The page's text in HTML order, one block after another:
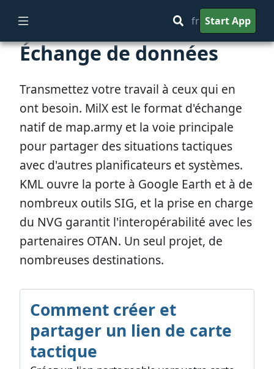
fr Start App
Échange de données
Transmettez votre travail à ceux qui en
ont besoin. MilX est le format d'échange
natif de map.army et la voie principale
pour partager des situations tactiques
avec d'autres planificateurs et systèmes.
KML ouvre la porte à Google Earth et à de
nombreux outils SIG, et la prise en charge
du NVG garantit l'interopérabilité avec les
partenaires OTAN. Un seul projet, de
nombreuses destinations.
Comment créer et
partager un lien de carte
tactique